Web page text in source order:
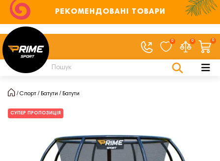
РЕКОМЕНДОВАНІ ТОВАРИ
0 0 0
Спорт Батути Батути
СУПЕР ПРОПОЗИЦІЯ